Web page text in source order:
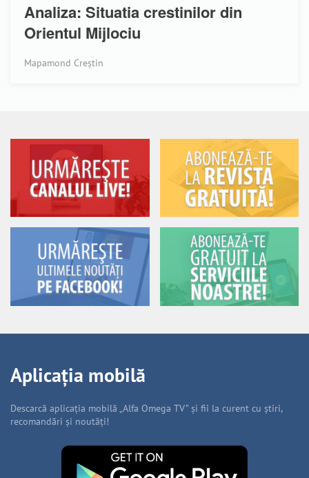
Analiza: Situatia crestinilor din
Orientul Mijlociu
Mapamond Creștin
Aplicația mobilă
Descarcă aplicația mobilă „Alfa Omega TV” și fii la curent cu știri,
recomandări și noutăți!